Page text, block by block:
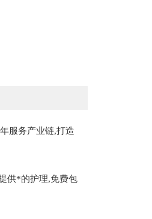
服务产业链,打造
供*的护理,免费包